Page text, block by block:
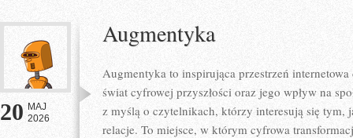
20 MAJ
2026
Augmentyka
Augmentyka to inspirująca przestrzeń
świat cyfrowej przyszłości oraz jego wpływ na
z myślą o czytelnikach, którzy interesują się tym,
relacje. To miejsce, w którym cyfrowa